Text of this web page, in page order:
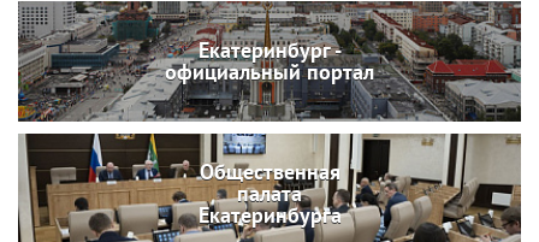
Екатеринбург -
официальный портал
Общественная
палата
Екатеринбурга